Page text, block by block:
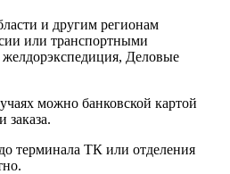
и другим регионам
или транспортными
Деловые
можно банковской картой
заказа.
до терминала ТК или отделения